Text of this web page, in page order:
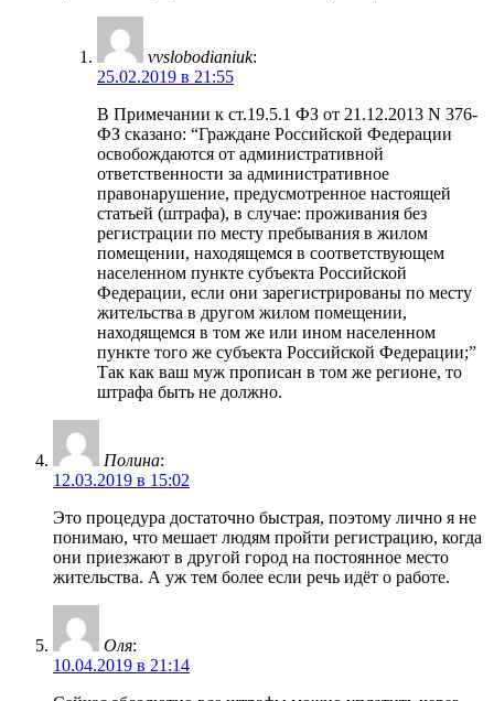
vvslobodianiuk:
25.02.2019 в 21:55
В Примечании к ст.19.5.1 ФЗ от 21.12.2013 N 376-
ФЗ сказано: “Граждане Российской Федерации
освобождаются от административной
ответственности за административное
правонарушение, предусмотренное настоящей
статьей (штрафа), в случае: проживания без
регистрации по месту пребывания в жилом
помещении, находящемся в соответствующем
населенном пункте субъекта Российской
Федерации, если они зарегистрированы по месту
жительства в другом жилом помещении,
находящемся в том же или ином населенном
пункте того же субъекта Российской Федерации;”
Так как ваш муж прописан в том же регионе, то
штрафа быть не должно.
Полина:
12.03.2019 в 15:02
Это процедура достаточно быстрая, поэтому лично я не
понимаю, что мешает людям пройти регистрацию, когда
они приезжают в другой город на постоянное место
жительства. А уж тем более если речь идёт о работе.
Оля:
10.04.2019 в 21:14